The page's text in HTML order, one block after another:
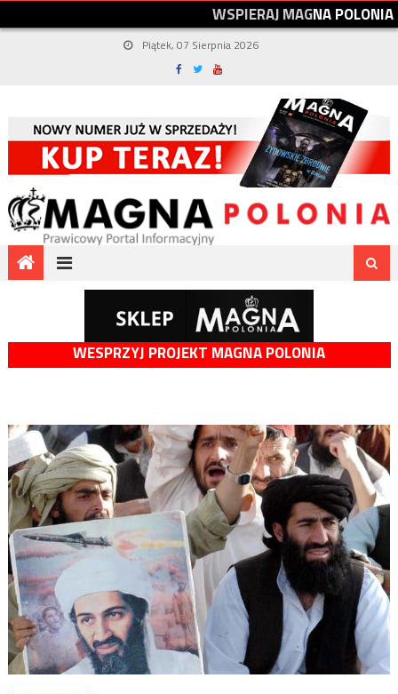
WSPIERAJMAGNAPOLONIA
Piątek, 07 Sierpnia 2026
WESPRZYJ PROJEKT MAGNA POLONIA